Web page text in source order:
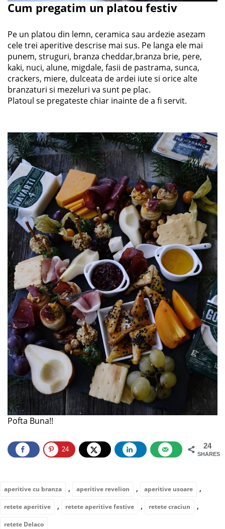
Cum pregatim un platou festiv
Pe un platou din lemn, ceramica sau ardezie asezam
cele trei aperitive descrise mai sus. Pe langa ele mai
punem, struguri, branza cheddar,branza brie, pere,
kaki, nuci, alune, migdale, fasii de pastrama, sunca,
crackers, miere, dulceata de ardei iute si orice alte
branzaturi si mezeluri va sunt pe plac.
Platoul se pregateste chiar inainte de a fi servit.
Pofta Buna!!
24
SHARES
24
aperitive cu branza , aperitive revelion , aperitive usoare ,
retete aperitive , retete aperitive festive , retete craciun ,
retete Delaco